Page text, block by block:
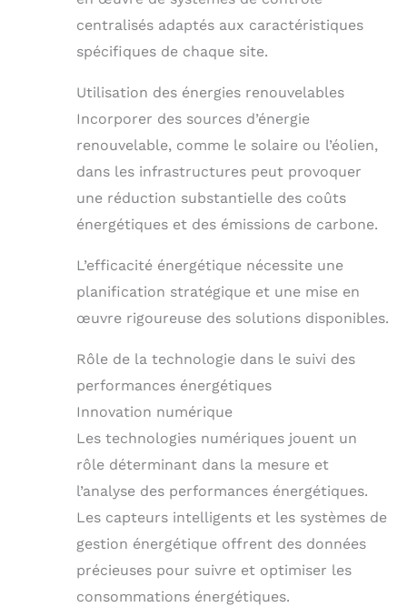
centralisés adaptés aux caractéristiques
spécifiques de chaque site.
Utilisation des énergies renouvelables
Incorporer des sources d’énergie
renouvelable, comme le solaire ou l’éolien,
dans les infrastructures peut provoquer
une réduction substantielle des coûts
énergétiques et des émissions de carbone.
L’efficacité énergétique nécessite une
planification stratégique et une mise en
œuvre rigoureuse des solutions disponibles.
Rôle de la technologie dans le suivi des
performances énergétiques
Innovation numérique
Les technologies numériques jouent un
rôle déterminant dans la mesure et
l’analyse des performances énergétiques.
Les capteurs intelligents et les systèmes de
gestion énergétique offrent des données
précieuses pour suivre et optimiser les
consommations énergétiques.